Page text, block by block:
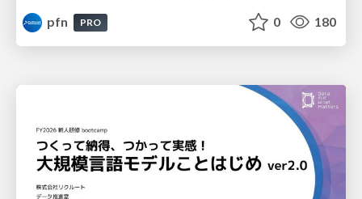
pfn
PRO 0 180